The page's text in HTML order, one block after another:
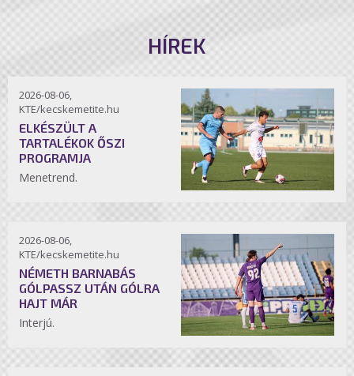
HÍREK
2026-08-06,
KTE/kecskemetite.hu
ELKÉSZÜLT A
TARTALÉKOK ŐSZI
PROGRAMJA
Menetrend.
2026-08-06,
KTE/kecskemetite.hu
NÉMETH BARNABÁS
GÓLPASSZ UTÁN GÓLRA
HAJT MÁR
Interjú.